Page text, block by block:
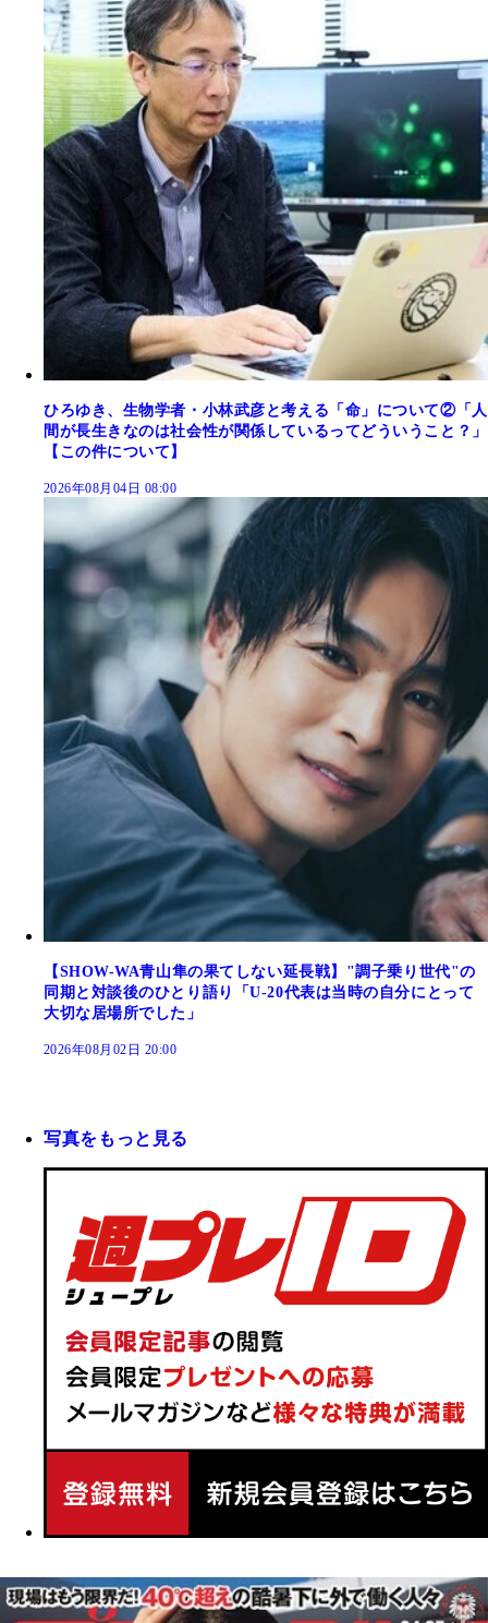
ひろゆき、生物学者・小林武彦と考える「命」について②「人
間が長生きなのは社会性が関係しているってどういうこと？」
【この件について】
2026年08月04日 08:00
【SHOW-WA青山隼の果てしない延長戦】"調子乗り世代"の
同期と対談後のひとり語り「U-20代表は当時の自分にとって
大切な居場所でした」
2026年08月02日 20:00
写真をもっと見る